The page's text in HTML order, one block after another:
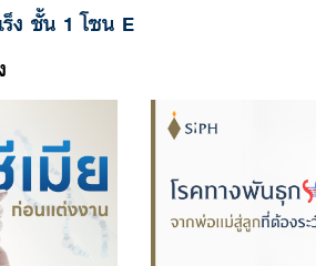
ร็ง ชั้น 1 โซน E